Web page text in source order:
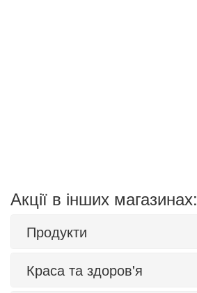
Акції в інших магазинах:
Продукти
Краса та здоров'я